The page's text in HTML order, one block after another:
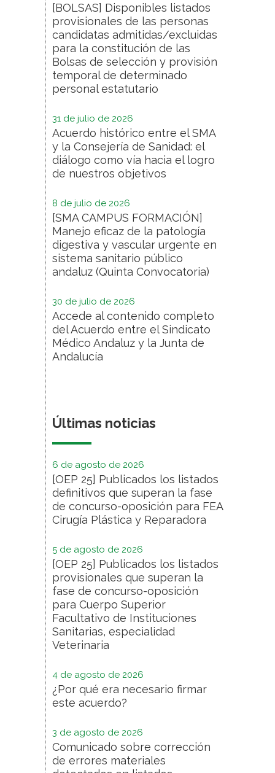
[BOLSAS] Disponibles listados
provisionales de las personas
candidatas admitidas/excluidas
para la constitución de las
Bolsas de selección y provisión
temporal de determinado
personal estatutario
31 de julio de 2026
Acuerdo histórico entre el SMA
y la Consejería de Sanidad: el
diálogo como vía hacia el logro
de nuestros objetivos
8 de julio de 2026
[SMA CAMPUS FORMACIÓN]
Manejo eficaz de la patología
digestiva y vascular urgente en
sistema sanitario público
andaluz (Quinta Convocatoria)
30 de julio de 2026
Accede al contenido completo
del Acuerdo entre el Sindicato
Médico Andaluz y la Junta de
Andalucía
Últimas noticias
6 de agosto de 2026
[OEP 25] Publicados los listados
definitivos que superan la fase
de concurso-oposición para FEA
Cirugía Plástica y Reparadora
5 de agosto de 2026
[OEP 25] Publicados los listados
provisionales que superan la
fase de concurso-oposición
para Cuerpo Superior
Facultativo de Instituciones
Sanitarias, especialidad
Veterinaria
4 de agosto de 2026
¿Por qué era necesario firmar
este acuerdo?
3 de agosto de 2026
Comunicado sobre corrección
de errores materiales